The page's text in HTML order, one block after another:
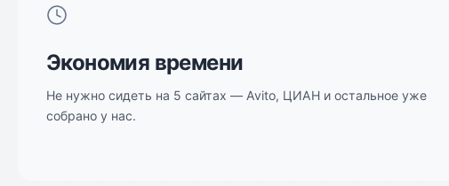
Экономия времени
Не нужно сидеть на 5 сайтах — Avito, ЦИАН и остальное уже
собрано у нас.